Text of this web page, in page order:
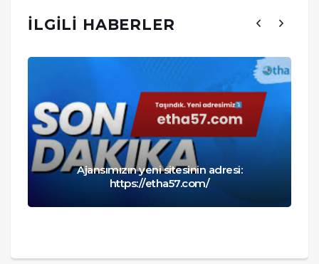
İLGILI HABERLER
Ajansımızın yeni sitesinin adresi:
https://etha57.com/